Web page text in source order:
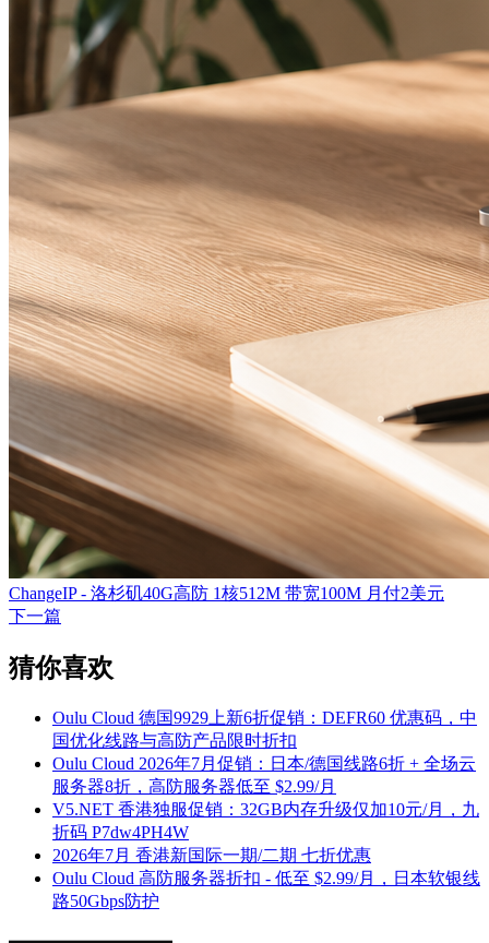
ChangeIP - 洛杉矶40G高防 1核512M 带宽100M 月付2美元
下一篇
猜你喜欢
Oulu Cloud 德国9929上新6折促销：DEFR60 优惠码，中
国优化线路与高防产品限时折扣
Oulu Cloud 2026年7月促销：日本/德国线路6折 + 全场云
服务器8折，高防服务器低至 $2.99/月
V5.NET 香港独服促销：32GB内存升级仅加10元/月，九
折码 P7dw4PH4W
2026年7月 香港新国际一期/二期 七折优惠
Oulu Cloud 高防服务器折扣 - 低至 $2.99/月，日本软银线
路50Gbps防护